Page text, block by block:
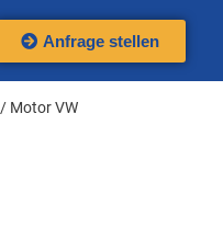
Anfrage stellen
/ Motor VW